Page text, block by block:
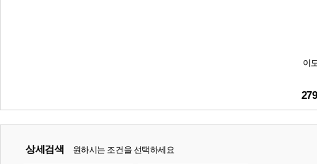
이
상세검색 원하시는 조건을 선택하세요